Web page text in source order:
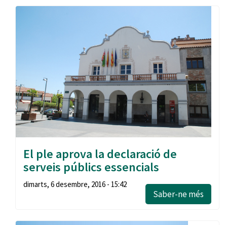
El ple aprova la declaració de
serveis públics essencials
dimarts, 6 desembre, 2016 - 15:42
Saber-ne més